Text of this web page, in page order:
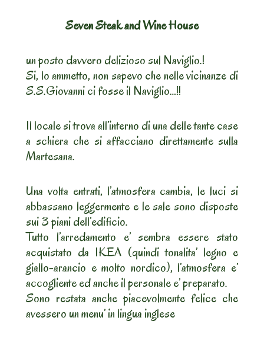
Seven Steak and Wine House
un posto davvero delizioso sul Naviglio.!
Si, lo ammetto, non sapevo che nelle vicinanze di
S.S.Giovanni ci fosse il Naviglio…!!
Il locale si trova all’interno di una delle tante case
a schiera che si affacciano direttamente sulla
Martesana.
Una volta entrati, l’atmosfera cambia, le luci si
abbassano leggermente e le sale sono disposte
sui 3 piani dell’edificio.
Tutto l’arredamento e’ sembra essere stato
acquistato da IKEA (quindi tonalita’ legno e
giallo-arancio e molto nordico), l’atmosfera e’
accogliente ed anche il personale e’ preparato.
Sono restata anche piacevolmente felice che
avessero un menu’ in lingua inglese